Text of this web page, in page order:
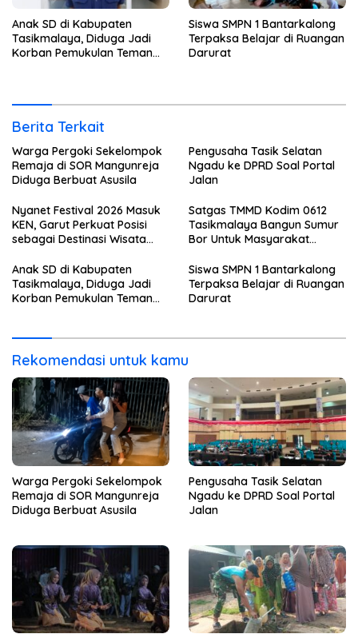
Anak SD di Kabupaten
Tasikmalaya, Diduga Jadi
Korban Pemukulan Teman
Siswa SMPN 1 Bantarkalong
Terpaksa Belajar di Ruangan
Darurat
Berita Terkait
Warga Pergoki Sekelompok
Remaja di SOR Mangunreja
Diduga Berbuat Asusila
Pengusaha Tasik Selatan
Ngadu ke DPRD Soal Portal
Jalan
Nyanet Festival 2026 Masuk
KEN, Garut Perkuat Posisi
sebagai Destinasi Wisata
Satgas TMMD Kodim 0612
Tasikmalaya Bangun Sumur
Bor Untuk Masyarakat
Anak SD di Kabupaten
Tasikmalaya, Diduga Jadi
Korban Pemukulan Teman
Siswa SMPN 1 Bantarkalong
Terpaksa Belajar di Ruangan
Darurat
Rekomendasi untuk kamu
Warga Pergoki Sekelompok
Remaja di SOR Mangunreja
Diduga Berbuat Asusila
Pengusaha Tasik Selatan
Ngadu ke DPRD Soal Portal
Jalan